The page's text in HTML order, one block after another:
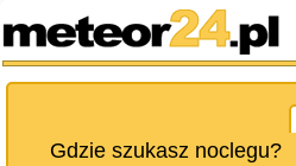
Gdzie szukasz noclegu?